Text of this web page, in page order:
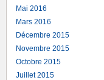
Mai 2016
Mars 2016
Décembre 2015
Novembre 2015
Octobre 2015
Juillet 2015